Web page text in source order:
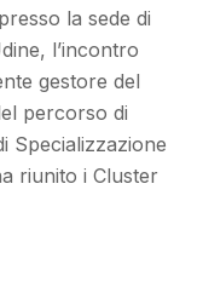
la sede di
l’incontro
gestore del
percorso di
Specializzazione
riunito i Cluster